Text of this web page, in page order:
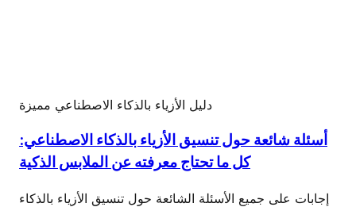
دليل الأزياء بالذكاء الاصطناعي مميزة
أسئلة شائعة حول تنسيق الأزياء بالذكاء الاصطناعي:
كل ما تحتاج معرفته عن الملابس الذكية
إجابات على جميع الأسئلة الشائعة حول تنسيق الأزياء بالذكاء